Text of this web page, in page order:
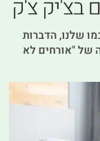
שלנו, הדברות
של "אורחים לא